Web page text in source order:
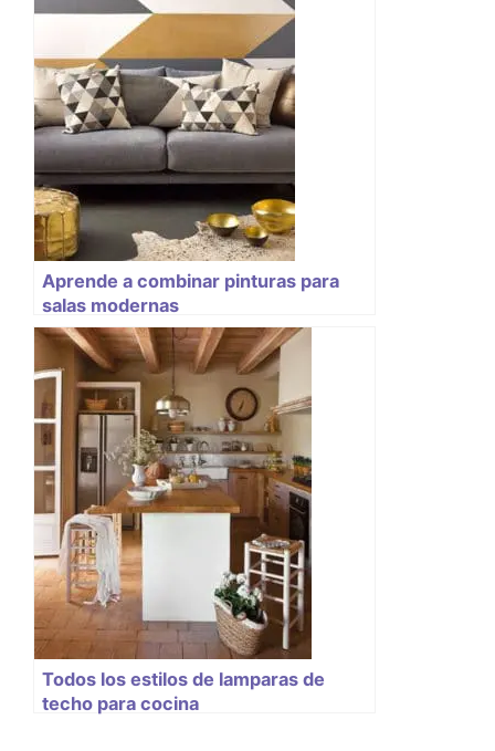
Aprende a combinar pinturas para
salas modernas
Todos los estilos de lamparas de
techo para cocina